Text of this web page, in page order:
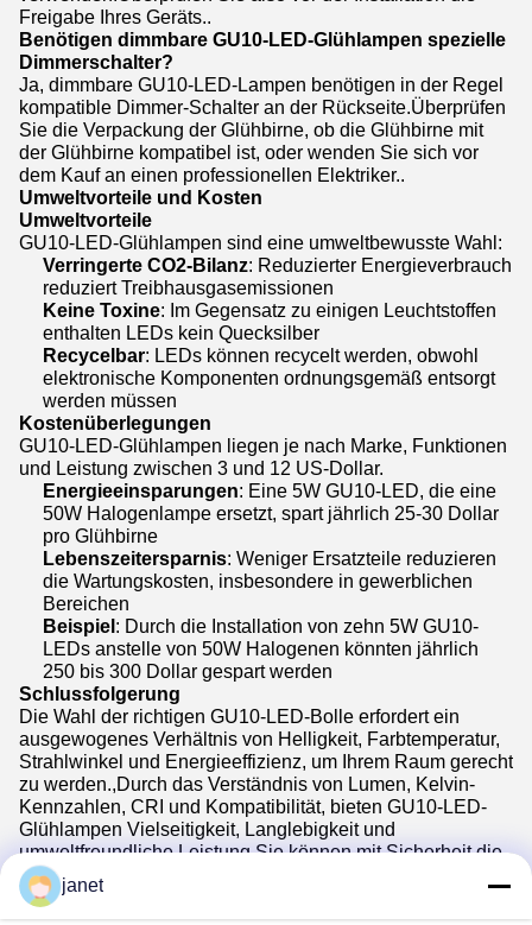
Freigabe Ihres Geräts..
Benötigen dimmbare GU10-LED-Glühlampen spezielle
Dimmerschalter?
Ja, dimmbare GU10-LED-Lampen benötigen in der Regel
kompatible Dimmer-Schalter an der Rückseite.Überprüfen
Sie die Verpackung der Glühbirne, ob die Glühbirne mit
der Glühbirne kompatibel ist, oder wenden Sie sich vor
dem Kauf an einen professionellen Elektriker..
Umweltvorteile und Kosten
Umweltvorteile
GU10-LED-Glühlampen sind eine umweltbewusste Wahl:
Verringerte CO2-Bilanz: Reduzierter Energieverbrauch
reduziert Treibhausgasemissionen
Keine Toxine: Im Gegensatz zu einigen Leuchtstoffen
enthalten LEDs kein Quecksilber
Recycelbar: LEDs können recycelt werden, obwohl
elektronische Komponenten ordnungsgemäß entsorgt
werden müssen
Kostenüberlegungen
GU10-LED-Glühlampen liegen je nach Marke, Funktionen
und Leistung zwischen 3 und 12 US-Dollar.
Energieeinsparungen: Eine 5W GU10-LED, die eine
50W Halogenlampe ersetzt, spart jährlich 25-30 Dollar
pro Glühbirne
Lebenszeitersparnis: Weniger Ersatzteile reduzieren
die Wartungskosten, insbesondere in gewerblichen
Bereichen
Beispiel: Durch die Installation von zehn 5W GU10-
LEDs anstelle von 50W Halogenen könnten jährlich
250 bis 300 Dollar gespart werden
Schlussfolgerung
Die Wahl der richtigen GU10-LED-Bolle erfordert ein
ausgewogenes Verhältnis von Helligkeit, Farbtemperatur,
Strahlwinkel und Energieeffizienz, um Ihrem Raum gerecht
zu werden.,Durch das Verständnis von Lumen, Kelvin-
Kennzahlen, CRI und Kompatibilität, bieten GU10-LED-
Glühlampen Vielseitigkeit, Langlebigkeit und
umweltfreundliche Leistung.Sie können mit Sicherheit die
besten GU10 LED-Lampen für Ihre Bedürfnisse
auswählenNutzen Sie diesen Käuferhandbuch, um eine
fundierte Entscheidung zu treffen und für viele Jahre
janet